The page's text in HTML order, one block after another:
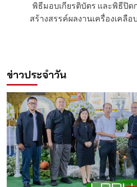
พิธีมอบเกียรติบัตร และพิธีปิด
สร้างสรรค์ผลงานเครื่องเคลื
ข่าวประจำวัน